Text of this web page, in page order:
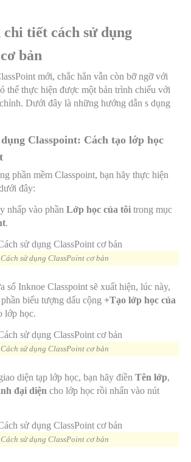
tiết cách sử dụng
bản
mới, chắc hẳn vẫn còn bỡ ngỡ với
thể thực hiện được một bản trình chiếu với
Dưới đây là những hướng dẫn s dụng
Classpoint: Cách tạo lớp học
phần mềm Classpoint, bạn hãy thực hiện
đây:
nhấp vào phần Lớp học của tôi trong mục
.
Cách sử dụng ClassPoint cơ bản
sổ Inknoe Classpoint sẽ xuất hiện, lúc này,
biểu tượng dấu cộng +Tạo lớp học của
lớp học.
Cách sử dụng ClassPoint cơ bản
diện tạp lớp học, bạn hãy điền Tên lớp,
đại diện cho lớp học rồi nhấn vào nút
Cách sử dụng ClassPoint cơ bản